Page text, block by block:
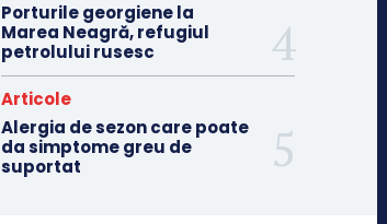
Porturile georgiene la
Marea Neagră, refugiul
petrolului rusesc
Articole
Alergia de sezon care poate
da simptome greu de
suportat